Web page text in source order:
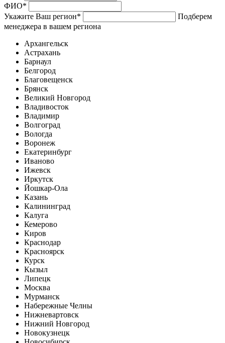
ФИО*
Укажите Ваш регион*
Подберем
менеджера в вашем региона
Архангельск
Астрахань
Барнаул
Белгород
Благовещенск
Брянск
Великий Новгород
Владивосток
Владимир
Волгоград
Вологда
Воронеж
Екатеринбург
Иваново
Ижевск
Иркутск
Йошкар-Ола
Казань
Калининград
Калуга
Кемерово
Киров
Краснодар
Красноярск
Курск
Кызыл
Липецк
Москва
Мурманск
Набережные Челны
Нижневартовск
Нижний Новгород
Новокузнецк